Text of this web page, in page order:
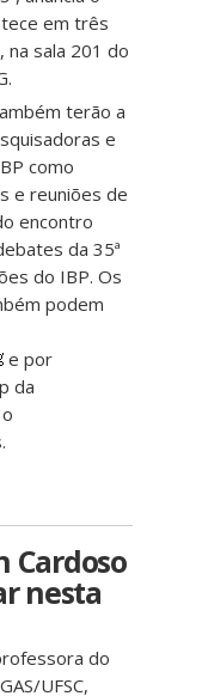
em três
na sala 201 do
terão a
e
como
e reuniões de
encontro
da 35ª
do IBP. Os
podem
e por
da
Cardoso
nesta
do
UFSC,